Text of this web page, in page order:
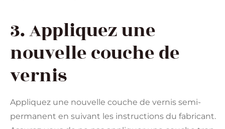
3. Appliquez une
nouvelle couche de
vernis
Appliquez une nouvelle couche de vernis semi-
permanent en suivant les instructions du fabricant.